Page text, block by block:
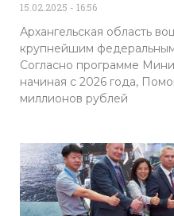
15.02.2025 16:56
Архангельская область
крупнейшим
Согласно программе
начиная с 2026 года,
миллионов рублей